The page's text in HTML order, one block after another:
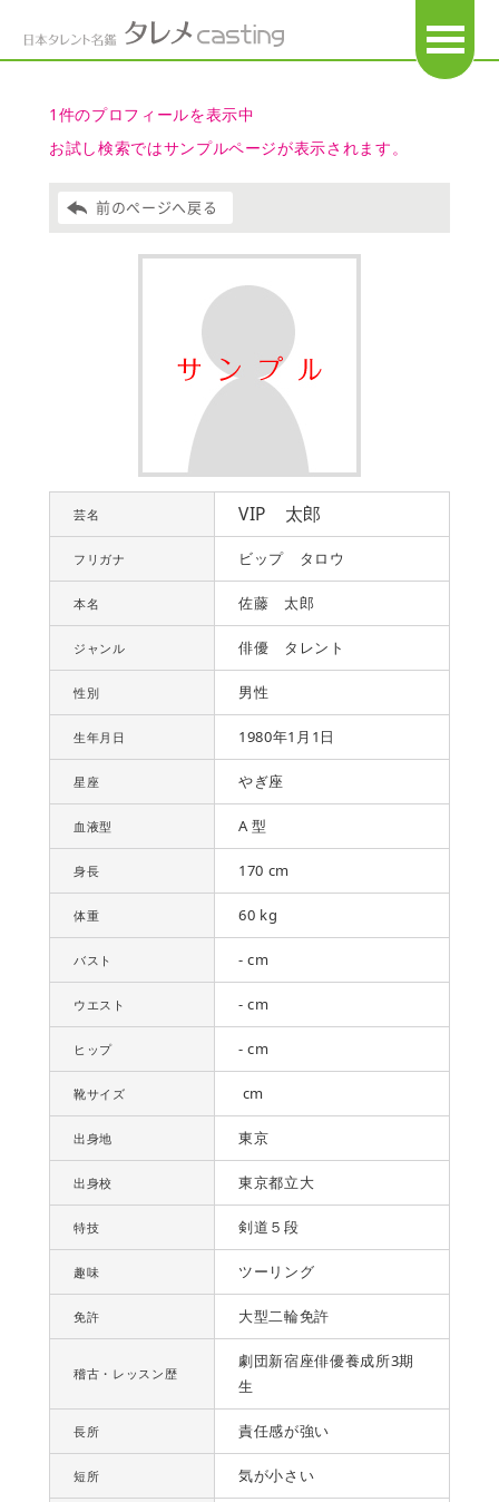
1件のプロフィールを表示中
お試し検索ではサンプルページが表示されます。
前のページへ戻る
芸名 VIP 太郎
フリガナ ビップ タロウ
本名 佐藤 太郎
ジャンル 俳優 タレント
性別 男性
生年月日 1980年1月1日
星座 やぎ座
血液型 A 型
身長 170 cm
体重 60 kg
バスト - cm
ウエスト - cm
ヒップ - cm
靴サイズ cm
出身地 東京
出身校 東京都立大
特技 剣道５段
趣味 ツーリング
免許 大型二輪免許
稽古・レッスン歴
劇団新宿座俳優養成所3期
生
長所 責任感が強い
短所 気が小さい